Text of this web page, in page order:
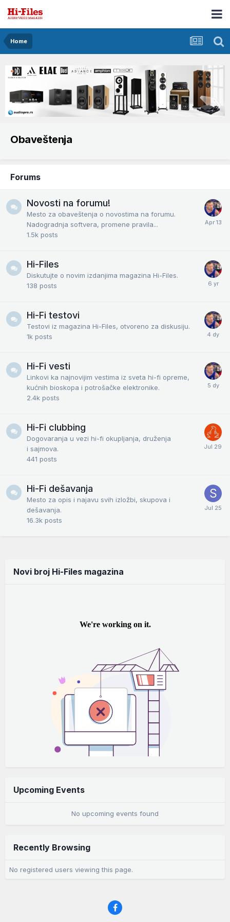
Home
Obaveštenja
Forums
Novosti na forumu!
Mesto za obaveštenja o novostima na forumu.
Nadogradnja softvera, promene pravila...
1.5k posts
Hi-Files
Diskutujte o novim izdanjima magazina Hi-Files.
138 posts
Hi-Fi testovi
Testovi iz magazina Hi-Files, otvoreno za diskusiju.
1k posts
Hi-Fi vesti
Linkovi ka najnovijim vestima iz sveta hi-fi opreme,
kućnih bioskopa i potrošačke elektronike.
2.4k posts
Hi-Fi clubbing
Dogovaranja u vezi hi-fi okupljanja, druženja
i sajmova.
441 posts
Hi-Fi dešavanja
Mesto za opis i najavu svih izložbi, skupova i
dešavanja.
16.3k posts
Novi broj Hi-Files magazina
Upcoming Events
No upcoming events found
Recently Browsing
No registered users viewing this page.